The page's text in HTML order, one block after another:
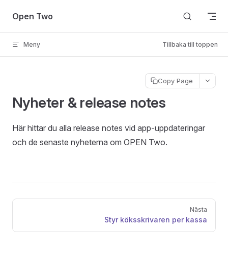
Skip to content
Open Two
Meny Tillbaka till toppen
Copy Page
Nyheter & release notes
Här hittar du alla release notes vid app-uppdateringar
och de senaste nyheterna om OPEN Two.
Pager
Nästa
Styr köksskrivaren per kassa